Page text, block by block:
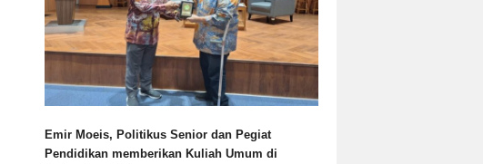
Emir Moeis, Politikus Senior dan Pegiat
Pendidikan memberikan Kuliah Umum di